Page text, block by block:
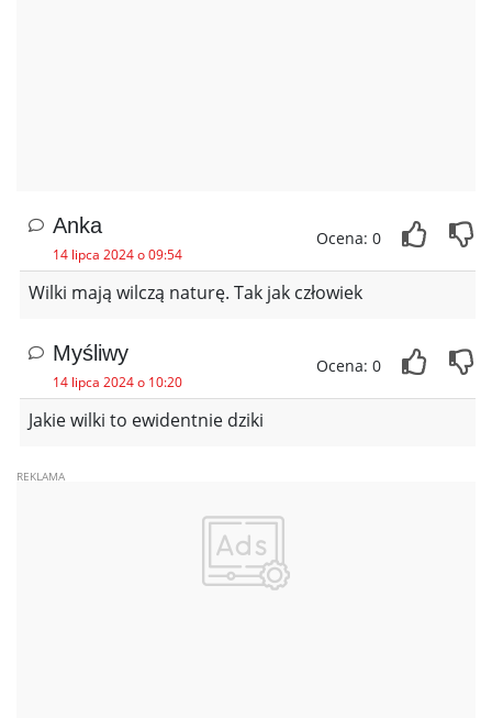
Anka
14 lipca 2024 o 09:54
Ocena: 0
Wilki mają wilczą naturę. Tak jak człowiek
Myśliwy
14 lipca 2024 o 10:20
Ocena: 0
Jakie wilki to ewidentnie dziki